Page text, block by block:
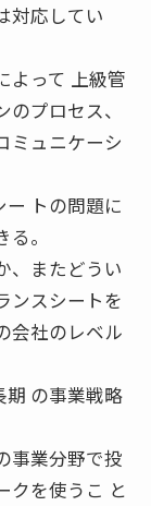
対応してい
よって 上級管
プロセス、
ミュニケーシ
トの問題に
。
、またどうい
ンスシートを
会社のレベル
の事業戦略
事業分野で投
クを使うこ と